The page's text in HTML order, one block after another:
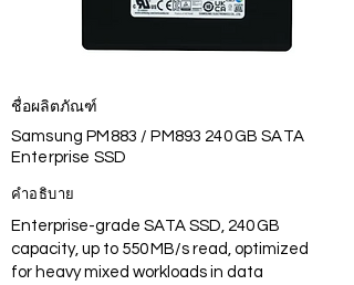
ชื่อผลิตภัณฑ์
Samsung PM883 / PM893 240 GB SATA
Enterprise SSD
คำอธิบาย
Enterprise-grade SATA SSD, 240 GB
capacity, up to 550 MB/s read, optimized
for heavy mixed workloads in data